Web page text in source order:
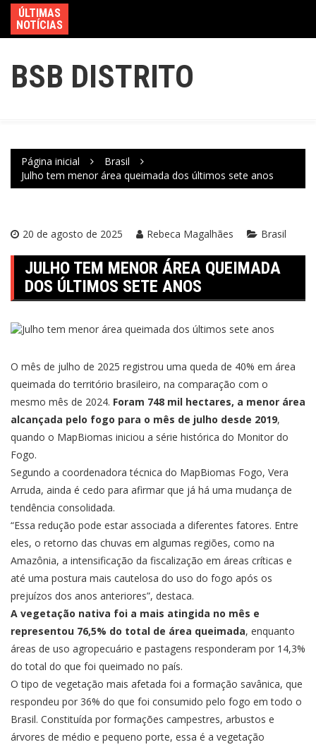
ÚLTIMAS
NOTÍCIAS
BSB DISTRITO
Página inicial
Brasil
Julho tem menor área queimada dos últimos sete anos
20 de agosto de 2025 Rebeca Magalhães Brasil
JULHO TEM MENOR ÁREA QUEIMADA
DOS ÚLTIMOS SETE ANOS
O mês de julho de 2025 registrou uma queda de 40% em área
queimada do território brasileiro, na comparação com o
mesmo mês de 2024. Foram 748 mil hectares, a menor área
alcançada pelo fogo para o mês de julho desde 2019,
quando o MapBiomas iniciou a série histórica do Monitor do
Fogo.
Segundo a coordenadora técnica do MapBiomas Fogo, Vera
Arruda, ainda é cedo para afirmar que já há uma mudança de
tendência consolidada.
“Essa redução pode estar associada a diferentes fatores. Entre
eles, o retorno das chuvas em algumas regiões, como na
Amazônia, a intensificação da fiscalização em áreas críticas e
até uma postura mais cautelosa do uso do fogo após os
prejuízos dos anos anteriores”, destaca.
A vegetação nativa foi a mais atingida no mês e
representou 76,5% do total de área queimada, enquanto
áreas de uso agropecuário e pastagens responderam por 14,3%
do total do que foi queimado no país.
O tipo de vegetação mais afetada foi a formação savânica, que
respondeu por 36% do que foi consumido pelo fogo em todo o
Brasil. Constituída por formações campestres, arbustos e
árvores de médio e pequeno porte, essa é a vegetação